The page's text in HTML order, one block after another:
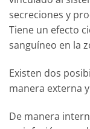
secreciones y
Tiene un efecto
sanguíneo en la
Existen dos
manera externa
De manera